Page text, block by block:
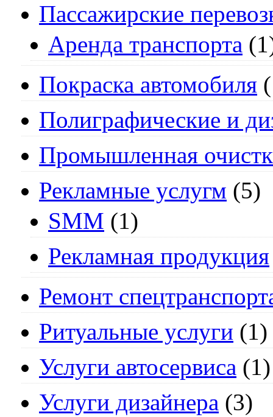
Пассажирские
Аренда транспорта
Покраска автомобиля
Полиграфические и
Промышленная
Рекламные услугм (5)
SMM (1)
Рекламная продукция
Ремонт
Ритуальные услуги (1)
Услуги автосервиса (1)
Услуги дизайнера (3)